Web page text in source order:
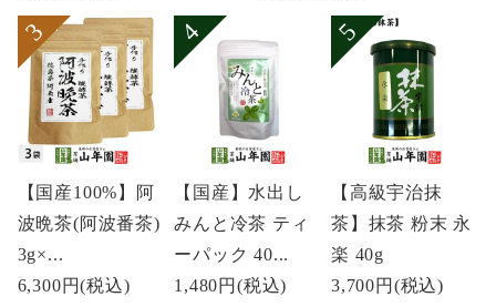
【国産100%】阿
波晩茶(阿波番茶)
3g×...
6,300円(税込)
【国産】水出し
みんと冷茶 ティ
ーパック 40...
1,480円(税込)
【高級宇治抹
茶】抹茶 粉末 永
楽 40g
3,700円 (税込)